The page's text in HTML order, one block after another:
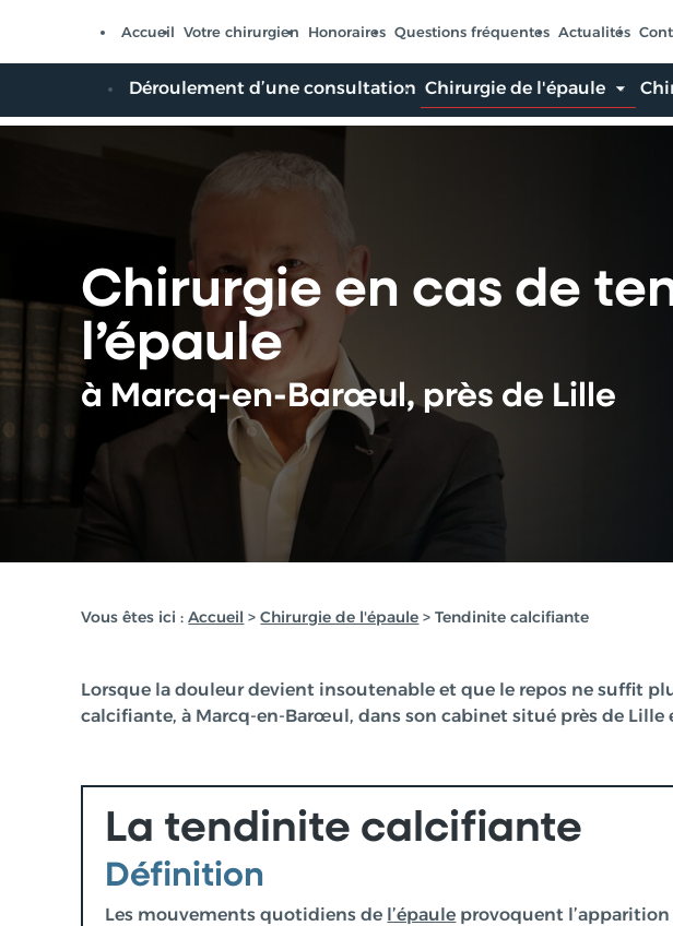
Accueil Votre chirurgien Honoraires Questions fréquentes Actualités
Déroulement d’une consultation Chirurgie de l'épaule
Chirurgie en cas de
l’épaule
à Marcq-en-Barœul, près de Lille
Vous êtes ici : Accueil >Chirurgie de l'épaule > Tendinite calcifiante
Lorsque la douleur devient insoutenable et que le repos ne suffit
calcifiante, à Marcq-en-Barœul, dans son cabinet situé près de Lille
La tendinite calcifiante
Définition
Les mouvements quotidiens de l’épaule provoquent l’apparition